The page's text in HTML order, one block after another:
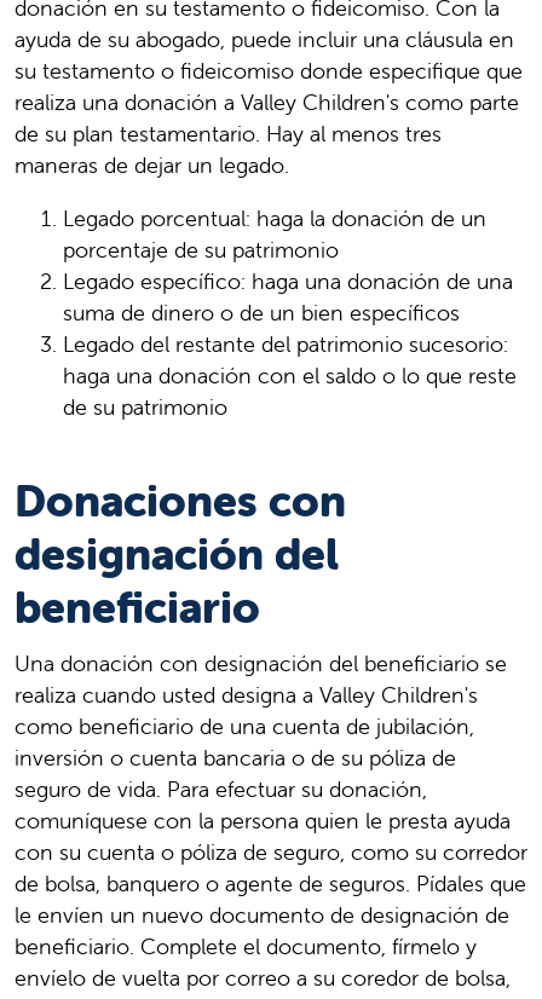
donación en su testamento o fideicomiso. Con la
ayuda de su abogado, puede incluir una cláusula en
su testamento o fideicomiso donde especifique que
realiza una donación a Valley Children's como parte
de su plan testamentario. Hay al menos tres
maneras de dejar un legado.
Legado porcentual: haga la donación de un
porcentaje de su patrimonio
Legado específico: haga una donación de una
suma de dinero o de un bien específicos
Legado del restante del patrimonio sucesorio:
haga una donación con el saldo o lo que reste
de su patrimonio
Donaciones con
designación del
beneficiario
Una donación con designación del beneficiario se
realiza cuando usted designa a Valley Children's
como beneficiario de una cuenta de jubilación,
inversión o cuenta bancaria o de su póliza de
seguro de vida. Para efectuar su donación,
comuníquese con la persona quien le presta ayuda
con su cuenta o póliza de seguro, como su corredor
de bolsa, banquero o agente de seguros. Pídales que
le envíen un nuevo documento de designación de
beneficiario. Complete el documento, fírmelo y
envíelo de vuelta por correo a su coredor de bolsa,